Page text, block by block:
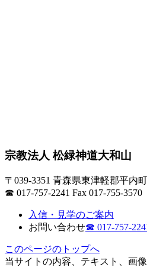
宗教法人 松緑神道大和山
〒039-3351 青森県東津軽郡平内
☎ 017-757-2241 Fax 017-755-3570
入信・見学のご案内
お問い合わせ☎ 017-757-
このページのト ップへ
当サイトの内容、テキスト、画